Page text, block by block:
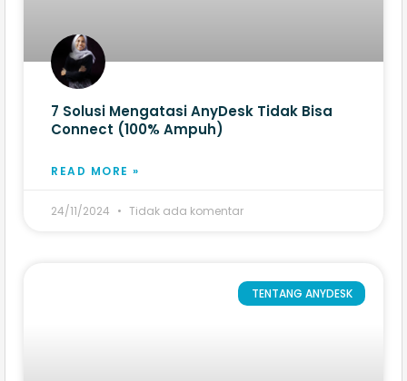
7 Solusi Mengatasi AnyDesk Tidak Bisa
Connect (100% Ampuh)
READ MORE »
24/11/2024 Tidak ada komentar
TENTANG ANYDESK